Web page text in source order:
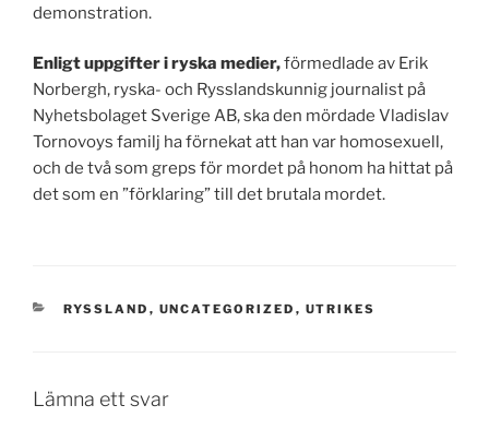
demonstration.
Enligt uppgifter i ryska medier,förmedlade av Erik
Norbergh, ryska- och Rysslandskunnig journalist på
Nyhetsbolaget Sverige AB, ska den mördade Vladislav
Tornovoys familj ha förnekat att han var homosexuell,
och de två som greps för mordet på honom ha hittat på
det som en ”förklaring” till det brutala mordet.
KATEGORIER
RYSSLAND , UNCATEGORIZED , UTRIKES
Lämna ett svar